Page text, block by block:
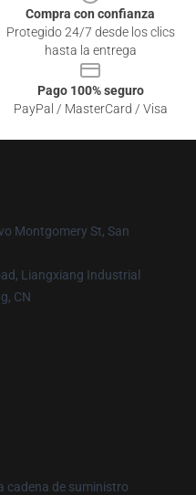
Compra con confianza
Protegido 24/7 desde los clics
hasta la entrega
Pago 100% seguro
PayPal / MasterCard / Visa
Montgomery St, San
Liangxiang Industrial
CN
cadena de suministro